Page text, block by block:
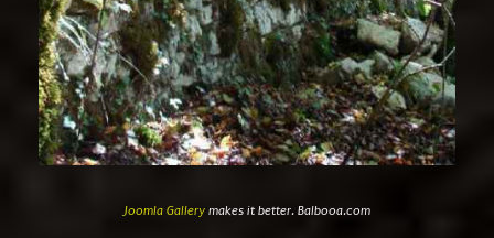
Joomla Gallerymakes it better. Balbooa.com